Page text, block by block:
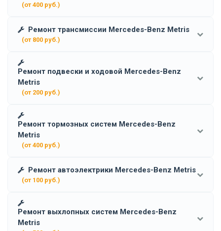
(от 400 руб.)
Ремонт трансмиссии Mercedes-Benz Metris
(от 800 руб.)
Ремонт подвески и ходовой Mercedes-Benz
Metris
(от 200 руб.)
Ремонт тормозных систем Mercedes-Benz
Metris
(от 400 руб.)
Ремонт автоэлектрики Mercedes-Benz Metris
(от 100 руб.)
Ремонт выхлопных систем Mercedes-Benz
Metris